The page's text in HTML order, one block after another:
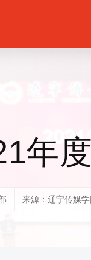
年
来源：辽宁传媒学